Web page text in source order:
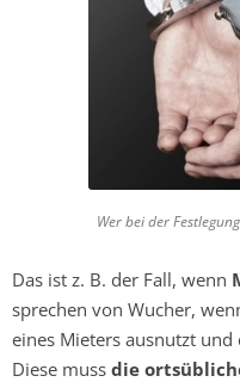
Wer bei der
Das ist z. B. der Fall, wenn
sprechen von Wucher,
eines Mieters ausnutzt
Diese muss die